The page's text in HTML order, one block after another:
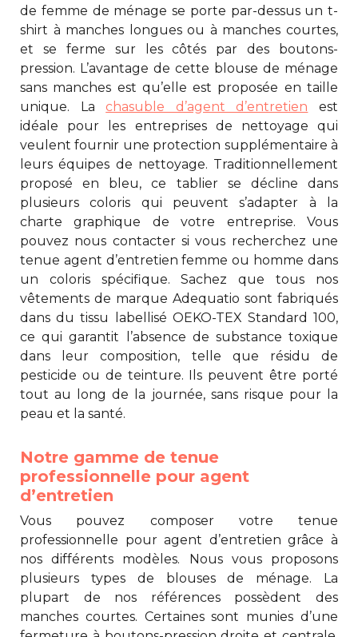
de femme de ménage se porte par-dessus un t-
shirt à manches longues ou à manches courtes,
et se ferme sur les côtés par des boutons-
pression. L’avantage de cette blouse de ménage
sans manches est qu’elle est proposée en taille
unique. Lachasuble d’agent d’entretien est
idéale pour les entreprises de nettoyage qui
veulent fournir une protection supplémentaire à
leurs équipes de nettoyage. Traditionnellement
proposé en bleu, ce tablier se décline dans
plusieurs coloris qui peuvent s’adapter à la
charte graphique de votre entreprise. Vous
pouvez nous contacter si vous recherchez une
tenue agent d’entretien femme ou homme dans
un coloris spécifique. Sachez que tous nos
vêtements de marque Adequatio sont fabriqués
dans du tissu labellisé OEKO-TEX Standard 100,
ce qui garantit l’absence de substance toxique
dans leur composition, telle que résidu de
pesticide ou de teinture. Ils peuvent être porté
tout au long de la journée, sans risque pour la
peau et la santé.
Notre gamme de tenue
professionnelle pour agent
d’entretien
Vous pouvez composer votre tenue
professionnelle pour agent d’entretien grâce à
nos différents modèles. Nous vous proposons
plusieurs types de blouses de ménage. La
plupart de nos références possèdent des
manches courtes. Certaines sont munies d’une